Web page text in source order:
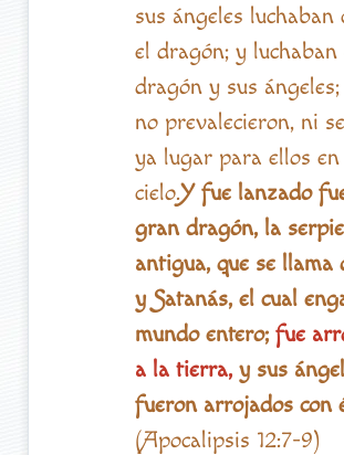
sus ángeles luchaban
el dragón; y luchaban
dragón y sus
no prevalecieron, ni
ya lugar para ellos en
cielo.Y fue lanzado
gran dragón, la
antigua, que se llama
y Satanás, el cual
mundo entero; fue
a la tierra, y sus
fueron arrojados con
(Apocalipsis 12:7-9)